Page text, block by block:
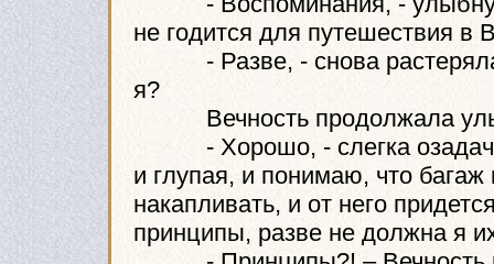
не годится для путешествия в
- Разве, - снова
я?
Вечность продолжала
- Хорошо, - слегка
и глупая, и понимаю, что
накапливать, и от него
принципы, разве не должна я